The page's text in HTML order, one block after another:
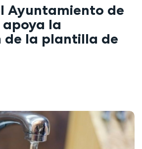
Ayuntamiento de
la
de la plantilla de